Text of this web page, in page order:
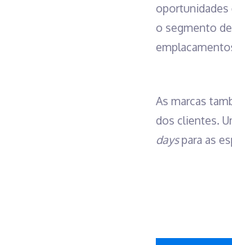
oportunidades
o segmento
As marcas
dos clientes.
dayspara as